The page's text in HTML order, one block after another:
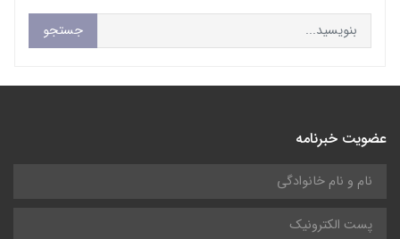
جستجو
عضویت خبرنامه